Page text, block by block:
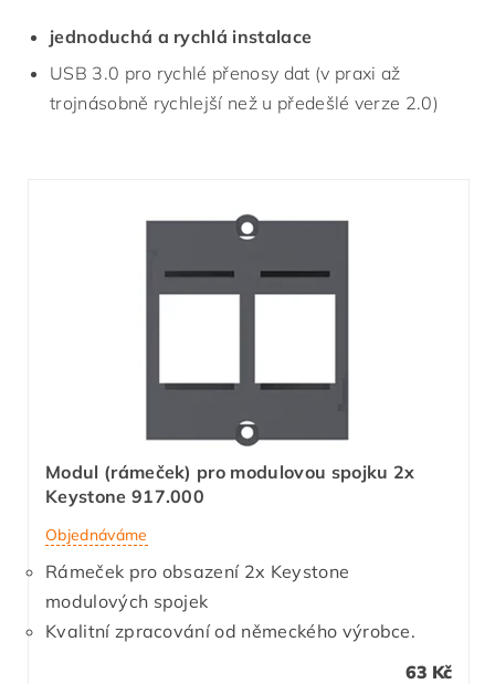
jednoduchá a rychlá instalace
USB 3.0 pro rychlé přenosy dat (v praxi až
trojnásobně rychlejší než u předešlé verze 2.0)
Modul (rámeček) pro modulovou spojku 2x
Keystone 917.000
Objednáváme
Rámeček pro obsazení 2x Keystone
modulových spojek
Kvalitní zpracování od německého výrobce.
63 Kč